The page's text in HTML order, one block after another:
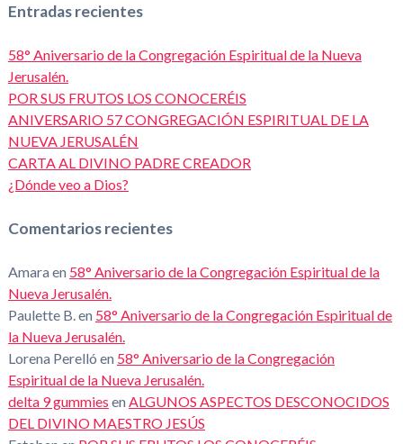
Entradas recientes
58° Aniversario de la Congregación Espiritual de la Nueva
Jerusalén.
POR SUS FRUTOS LOS CONOCERÉIS
ANIVERSARIO 57 CONGREGACIÓN ESPIRITUAL DE LA
NUEVA JERUSALÉN
CARTA AL DIVINO PADRE CREADOR
¿Dónde veo a Dios?
Comentarios recientes
Amara en 58° Aniversario de la Congregación Espiritual de la
Nueva Jerusalén.
Paulette B.en 58° Aniversario de la Congregación Espiritual de
la Nueva Jerusalén.
Lorena Perelló en 58° Aniversario de la Congregación
Espiritual de la Nueva Jerusalén.
delta 9 gummies en ALGUNOS ASPECTOS DESCONOCIDOS
DEL DIVINO MAESTRO JESÚS